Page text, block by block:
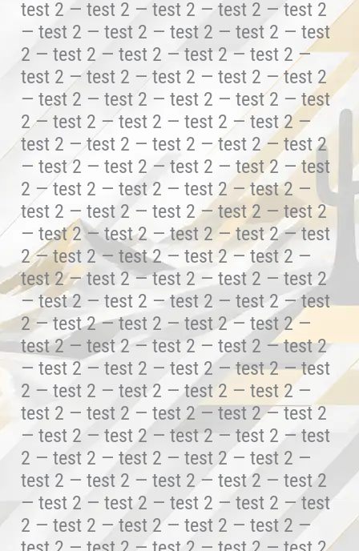
test 2 — test 2 — test 2 — test 2 — test 2
— test 2 — test 2 — test 2 — test 2 — test
2 — test 2 — test 2 — test 2 — test 2 —
test 2 — test 2 — test 2 — test 2 — test 2
— test 2 — test 2 — test 2 — test 2 — test
2 — test 2 — test 2 — test 2 — test 2 —
test 2 — test 2 — test 2 — test 2 — test 2
— test 2 — test 2 — test 2 — test 2 — test
2 — test 2 — test 2 — test 2 — test 2 —
test 2 — test 2 — test 2 — test 2 — test 2
— test 2 — test 2 — test 2 — test 2 — test
2 — test 2 — test 2 — test 2 — test 2 —
test 2 — test 2 — test 2 — test 2 — test 2
— test 2 — test 2 — test 2 — test 2 — test
2 — test 2 — test 2 — test 2 — test 2 —
test 2 — test 2 — test 2 — test 2 — test 2
— test 2 — test 2 — test 2 — test 2 — test
2 — test 2 — test 2 — test 2 — test 2 —
test 2 — test 2 — test 2 — test 2 — test 2
— test 2 — test 2 — test 2 — test 2 — test
2 — test 2 — test 2 — test 2 — test 2 —
test 2 — test 2 — test 2 — test 2 — test 2
— test 2 — test 2 — test 2 — test 2 — test
2 — test 2 — test 2 — test 2 — test 2 —